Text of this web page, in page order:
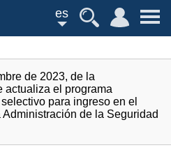
es
de 2023, de la
actualiza el programa
para ingreso en el
de la Seguridad